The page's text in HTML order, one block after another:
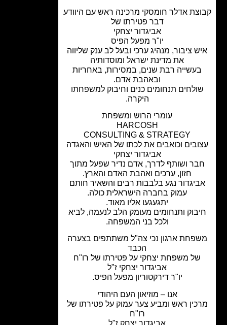
אדלר חומסקי מרכינה ראש עם היוודע
דבר פטירתו של
אביגדור יצחקי
יו"ר מפעל הפיס
ציבור, מנהיג ערכי ובעל לב ענק שליווה
את מדינת ישראל ומוסדותיה
רבת שנים, במסירות, באחריות
ובאהבת אדם.
תנחומים כנים וחיבוק למשפחתו
עומרי הרוש ומשפחת
HARCOSH
CONSULTING & STRATEGY
וכואבים את לכתו של האיש והאגדה
אביגדור יצחקי
ושותף לדרך, אדם נדיר שפעל מתוך
חזון, ערכים ואהבת האדם והארץ.
נגע בלבבות רבים והשאיר חותם
עמוק בחברה הישראלית כולה.
יתגעגעו אליו מאוד.
ותנחומים מעומק הלב לנעמה, לביא
ולכל בני המשפחה.
ארגון נכי צה"ל משתתפים בצערה
של משפחת יצחקי על פטירתו שלרו"ח
אביגדור יצחקי ז"ל
יו"ר דירקטוריון מפעל הפיס.
אנו – מוזיאון העם היהודי
ראש ומביע צער עמוק על פטירתו של
אביגדור יצחק ז"ל